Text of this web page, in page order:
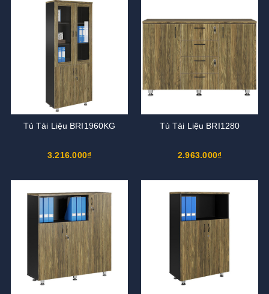
Tủ Tài Liệu BRI1960KG
3.216.000₫
Tủ Tài Liệu BRI1280
2.963.000₫